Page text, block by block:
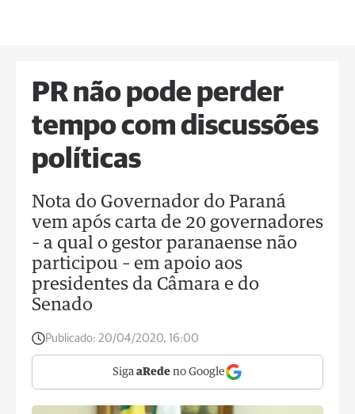
PR não pode perder
tempo com discussões
políticas
Nota do Governador do Paraná
vem após carta de 20 governadores
– a qual o gestor paranaense não
participou – em apoio aos
presidentes da Câmara e do
Senado
Publicado: 20/04/2020, 16:00
Siga aRede no Google